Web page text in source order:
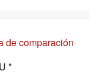
de comparación
*